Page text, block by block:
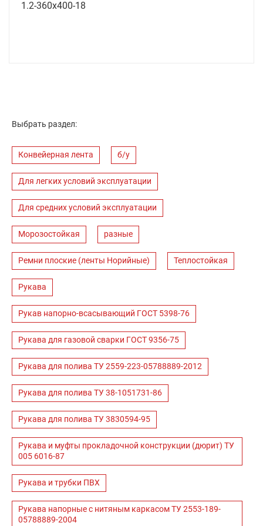
1.2-360х400-18
Выбрать раздел:
Конвейерная лента б/у
Для легких условий эксплуатации
Для средних условий эксплуатации
Морозостойкая разные
Ремни плоские (ленты Норийные) Теплостойкая
Рукава
Рукав напорно-всасывающий ГОСТ 5398-76
Рукава для газовой сварки ГОСТ 9356-75
Рукава для полива ТУ 2559-223-05788889-2012
Рукава для полива ТУ 38-1051731-86
Рукава для полива ТУ 3830594-95
Рукава и муфты прокладочной конструкции (дюрит) ТУ
005 6016-87
Рукава и трубки ПВХ
Рукава напорные с нитяным каркасом ТУ 2553-189-
05788889-2004